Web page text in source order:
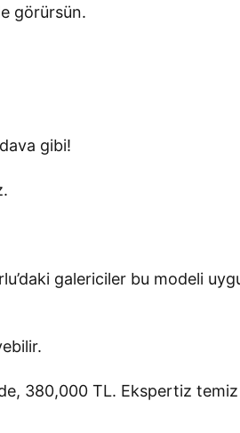
görürsün.
gibi!
galericiler bu modeli
380,000 TL. Ekspertiz temiz